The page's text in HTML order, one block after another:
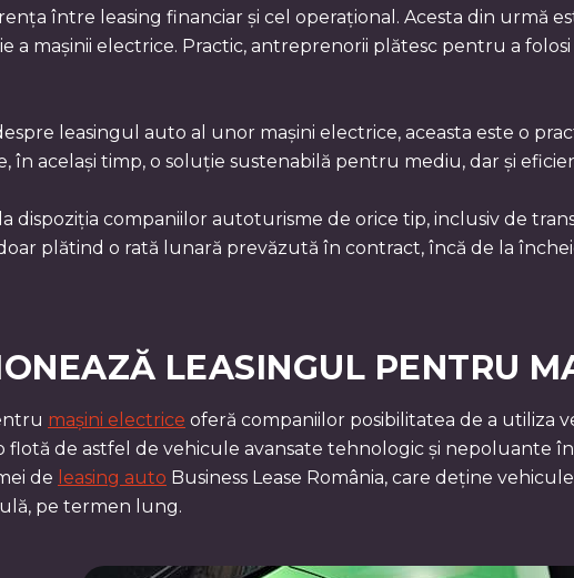
între leasing financiar și cel operațional. Acesta din urmă
a mașinii electrice. Practic, antreprenorii plătesc pentru a
leasingul auto al unor mașini electrice, aceasta este o
în același timp, o soluție sustenabilă pentru mediu, dar și
dispoziția companiilor autoturisme de orice tip, inclusiv de
plătind o rată lunară prevăzută în contract, încă de la
LEASINGUL PENTRU
mașini electrice oferă companiilor posibilitatea de a utiliza
flotă de astfel de vehicule avansate tehnologic și nepoluante
de leasing auto Business Lease România, care deține
pe termen lung.